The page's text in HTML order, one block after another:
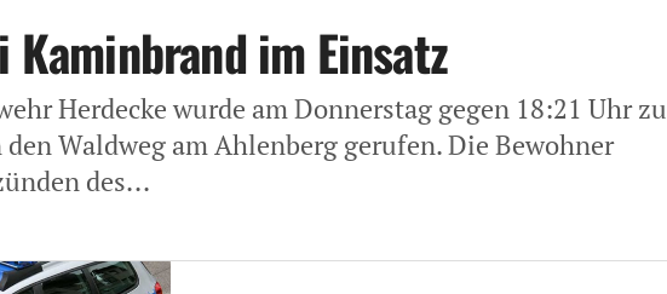
Kaminbrand im Einsatz
Herdecke wurde am Donnerstag gegen 18:21 Uhr zu
Waldweg am Ahlenberg gerufen. Die Bewohner
des...